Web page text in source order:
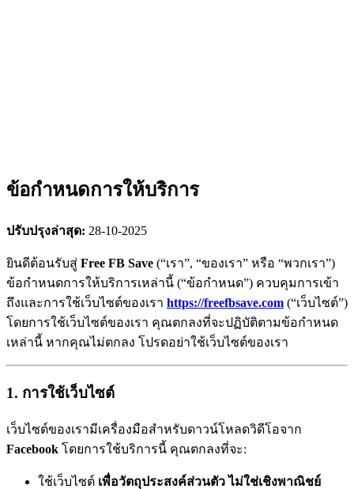
ข้อกำหนดการให้บริการ
ปรับปรุงล่าสุด: 28-10-2025
ยินดีต้อนรับสู่ Free FB Save (“เรา”, “ของเรา” หรือ “พวกเรา”)
ข้อกำหนดการให้บริการเหล่านี้ (“ข้อกำหนด”) ควบคุมการเข้า
ถึงและการใช้เว็บไซต์ของเรา https://freefbsave.com (“เว็บไซต์”)
โดยการใช้เว็บไซต์ของเรา คุณตกลงที่จะปฏิบัติตามข้อกำหนด
เหล่านี้ หากคุณไม่ตกลง โปรดอย่าใช้เว็บไซต์ของเรา
1. การใช้เว็บไซต์
เว็บไซต์ของเรามีเครื่องมือสำหรับดาวน์โหลดวิดีโอจาก
Facebook โดยการใช้บริการนี้ คุณตกลงที่จะ:
ใช้เว็บไซต์ เพื่อวัตถุประสงค์ส่วนตัว ไม่ใช่เชิงพาณิชย์